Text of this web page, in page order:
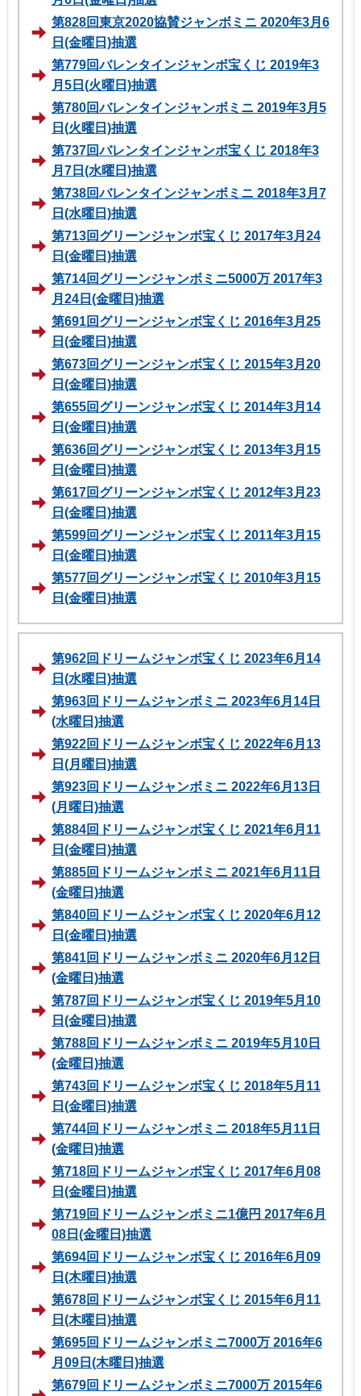
第828回東京2020協賛ジャンボミニ 2020年3月6
日(金曜日)抽選
第779回バレンタインジャンボ宝くじ 2019年3
月5日(火曜日)抽選
第780回バレンタインジャンボミニ 2019年3月5
日(火曜日)抽選
第737回バレンタインジャンボ宝くじ 2018年3
月7日(水曜日)抽選
第738回バレンタインジャンボミニ 2018年3月7
日(水曜日)抽選
第713回グリーンジャンボ宝くじ 2017年3月24
日(金曜日)抽選
第714回グリーンジャンボミニ5000万 2017年3
月24日(金曜日)抽選
第691回グリーンジャンボ宝くじ 2016年3月25
日(金曜日)抽選
第673回グリーンジャンボ宝くじ 2015年3月20
日(金曜日)抽選
第655回グリーンジャンボ宝くじ 2014年3月14
日(金曜日)抽選
第636回グリーンジャンボ宝くじ 2013年3月15
日(金曜日)抽選
第617回グリーンジャンボ宝くじ 2012年3月23
日(金曜日)抽選
第599回グリーンジャンボ宝くじ 2011年3月15
日(金曜日)抽選
第577回グリーンジャンボ宝くじ 2010年3月15
日(金曜日)抽選
第962回ドリームジャンボ宝くじ 2023年6月14
日(水曜日)抽選
第963回ドリームジャンボミニ 2023年6月14日
(水曜日)抽選
第922回ドリームジャンボ宝くじ 2022年6月13
日(月曜日)抽選
第923回ドリームジャンボミニ 2022年6月13日
(月曜日)抽選
第884回ドリームジャンボ宝くじ 2021年6月11
日(金曜日)抽選
第885回ドリームジャンボミニ 2021年6月11日
(金曜日)抽選
第840回ドリームジャンボ宝くじ 2020年6月12
日(金曜日)抽選
第841回ドリームジャンボミニ 2020年6月12日
(金曜日)抽選
第787回ドリームジャンボ宝くじ 2019年5月10
日(金曜日)抽選
第788回ドリームジャンボミニ 2019年5月10日
(金曜日)抽選
第743回ドリームジャンボ宝くじ 2018年5月11
日(金曜日)抽選
第744回ドリームジャンボミニ 2018年5月11日
(金曜日)抽選
第718回ドリームジャンボ宝くじ 2017年6月08
日(金曜日)抽選
第719回ドリームジャンボミニ1億円 2017年6月
08日(金曜日)抽選
第694回ドリームジャンボ宝くじ 2016年6月09
日(木曜日)抽選
第678回ドリームジャンボ宝くじ 2015年6月11
日(木曜日)抽選
第695回ドリームジャンボミニ7000万 2016年6
月09日(木曜日)抽選
第679回ドリームジャンボミニ7000万 2015年6